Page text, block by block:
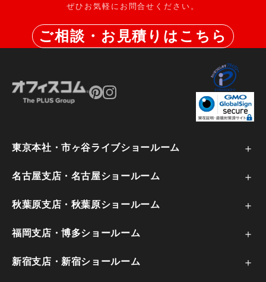
原状回復工事とは？対応範囲や費用相場、注意点な
ぜひお気軽にお問合せください。
ご相談・お見積りはこちら
東京本社・市ヶ谷ライブショールーム
名古屋支店・名古屋ショールーム
秋葉原支店・秋葉原ショールーム
福岡支店・博多ショールーム
新宿支店・新宿ショールーム